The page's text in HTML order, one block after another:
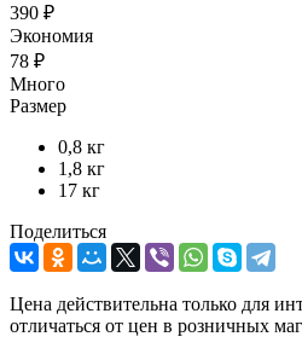
390 ₽
Экономия
78 ₽
Много
Размер
0,8 кг
1,8 кг
17 кг
Поделиться
Цена действительна только для
отличаться от цен в розничных